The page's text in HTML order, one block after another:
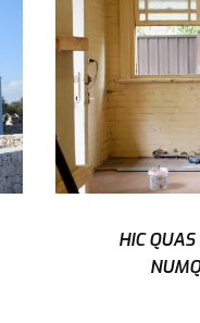
HIC